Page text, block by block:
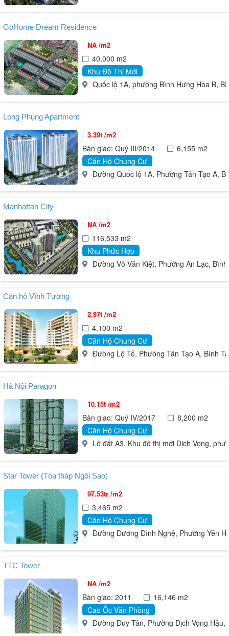
GoHome Dream Residence
NA /m2
40,000 m2
Khu Đô Thị Mới
Quốc lộ 1A, phường Bình Hưng Hòa B,
Long Phụng Apartment
3.39t /m2
Bàn giao: Quý III/2014
6,155 m2
Căn Hộ Chung Cư
Đường Quốc lộ 1A, Phường Tân Tạo A,
Manhattan City
NA /m2
116,533 m2
Khu Phức Hợp
Đường Võ Văn Kiệt, Phường An Lạc,
Căn hộ Vĩnh Tường
2.97t /m2
4,100 m2
Căn Hộ Chung Cư
Đường Lộ Tẻ, Phường Tân Tạo A, Bình
Hà Nội Paragon
10.15t /m2
Bàn giao: Quý IV/2017
8,200 m2
Căn Hộ Chung Cư
Lô đất A3, Khu đô thị mới Dịch Vọng,
Star Tower (Tòa tháp Ngôi Sao)
97.53tr /m2
3,465 m2
Căn Hộ Chung Cư
Đường Dương Đình Nghệ, Phường Yên
TTC Tower
NA /m2
Bàn giao: 2011
16,146 m2
Cao Ốc Văn Phòng
Đường Duy Tân, Phường Dịch Vọng Hậu,